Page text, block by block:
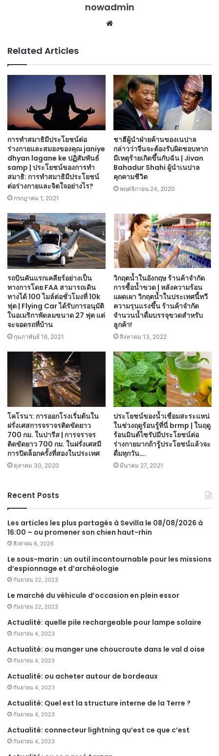
nowadmin
Website
Related Articles
การทำสมาธิมีประโยชน์ต่อ
ร่างกายและสมองของคุณ janiye
dhyan lagane ke ปฏิสัมพันธ์
samp | ประโยชน์ของการทำ
สมาธิ: การทำสมาธิมีประโยชน์
ต่อร่างกายและจิตใจอย่างไร?
กรกฎาคม 1, 2021
ชาฮีผู้นำฝ่ายค้านของเนปาล
กล่าวว่าจีนจะต้องรับผิดชอบหาก
มีเหตุร้ายเกิดขึ้นกับฉัน | Jivan
Bahadur Shahi ผู้นำเนปาล
คุกคามชีวิต
พฤศจิกายน 24, 2020
รถบินคันแรกเคลียร์อย่างเป็น
ทางการโดย FAA สามารถเดิน
ทางได้ 100 ไมล์ต่อชั่วโมงที่ 10k
ฟุต | Flying Car ได้รับการอนุมัติ
ในอเมริกาพัดลมขนาด 27 ฟุต แต่
จะจอดรถที่บ้าน
กุมภาพันธ์ 16, 2021
วิกฤตน้ำในอังกฤษ ร้านค้าจำกัด
การซื้อน้ำขวด | หลังความร้อน
แผดเผา วิกฤตน้ำในประเทศนี้ทวี
ความรุนแรงขึ้น ร้านค้าจำกัด
จำนวนน้ำดื่มบรรจุขวดสำหรับ
ลูกค้า!
สิงหาคม 13, 2022
โคโรนา: การออกโรงเริ่มต้นใน
ฝรั่งเศสการจราจรติดขัดยาว
700 กม. ในปารีส | การจราจร
ติดขัดยาว 700 กม. ในฝรั่งเศสมี
การปิดล็อกครั้งที่สองในประเทศ
ตุลาคม 30, 2020
ประโยชน์ของน้ำเชื่อมสะระแหน่
ในช่วงฤดูร้อนรู้ที่นี่ brmp | ในฤดู
ร้อนมินต์ไซรัปมีประโยชน์ต่อ
ร่างกายมากถ้ารู้ประโยชน์แล้วจะ
ดื่มทุกวัน….
มีนาคม 27, 2021
Recent Posts
Les articles les plus partagés à Sevilla le 08/08/2026 à
16:00 – ou promener son chien haut-rhin
สิงหาคม 8, 2026
Le sous-marin : un outil incontournable pour les missions
d’espionnage et d’archéologie
กันยายน 22, 2023
Le marché du véhicule d’occasion en plein essor
กันยายน 22, 2023
Actualité: quelle pile rechargeable pour lampe solaire
กันยายน 4, 2023
Actualité: ou manger une choucroute dans le val d oise
กันยายน 4, 2023
Actualité: ou acheter autour de bordeaux
กันยายน 4, 2023
Actualité: Quel est la structure interne de la Terre ?
กันยายน 4, 2023
Actualité: connecteur lightning qu’est ce que c’est
กันยายน 4, 2023